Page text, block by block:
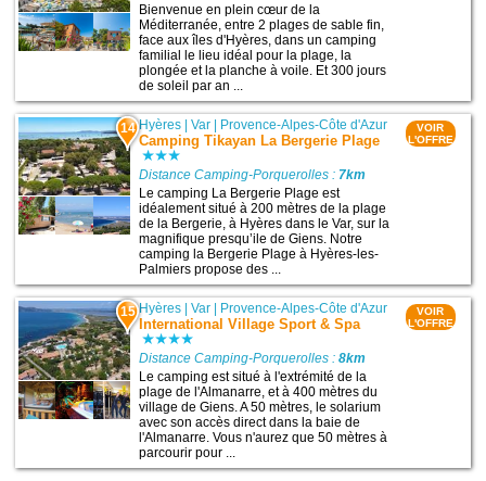
Bienvenue en plein cœur de la
Méditerranée, entre 2 plages de sable fin,
face aux îles d'Hyères, dans un camping
familial le lieu idéal pour la plage, la
plongée et la planche à voile. Et 300 jours
de soleil par an ...
14 Hyères |Var Provence-Alpes-Côte d'Azur
Camping Tikayan La Bergerie Plage
Distance Camping-Porquerolles : 7km
Le camping La Bergerie Plage est
idéalement situé à 200 mètres de la plage
de la Bergerie, à Hyères dans le Var, sur la
magnifique presqu’ile de Giens. Notre
camping la Bergerie Plage à Hyères-les-
Palmiers propose des ...
VOIR
L'OFFRE
15 Hyères |Var Provence-Alpes-Côte d'Azur
International Village Sport & Spa
Distance Camping-Porquerolles :8km
Le camping est situé à l'extrémité de la
plage de l'Almanarre, et à 400 mètres du
village de Giens. A 50 mètres, le solarium
avec son accès direct dans la baie de
l'Almanarre. Vous n'aurez que 50 mètres à
parcourir pour ...
VOIR
L'OFFRE